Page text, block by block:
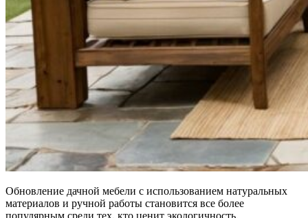
Обновление дачной мебели с использованием натуральных
материалов и ручной работы становится все более
популярным среди тех, кто ценит экологичность,